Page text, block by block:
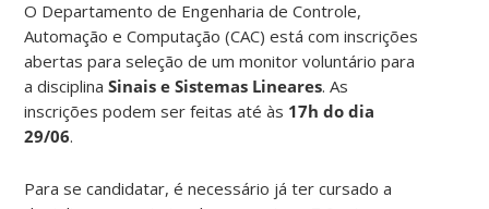
O Departamento de Engenharia de Controle,
Automação e Computação (CAC) está com inscrições
abertas para seleção de um monitor voluntário para
a disciplinaSinais e Sistemas Lineares. As
inscrições podem ser feitas até às 17h do dia
29/06.
Para se candidatar, é necessário já ter cursado a